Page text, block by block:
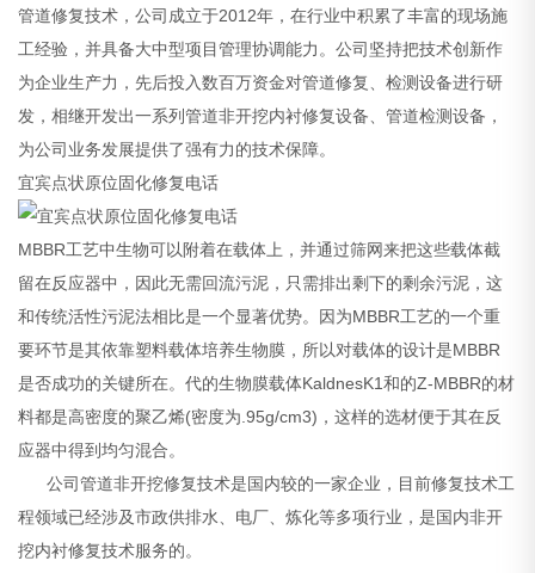
管道修复技术，公司成立于2012年，在行业中积累了丰富的现场施
工经验，并具备大中型项目管理协调能力。公司坚持把技术创新作
为企业生产力，先后投入数百万资金对管道修复、检测设备进行研
发，相继开发出一系列管道非开挖内衬修复设备、管道检测设备，
为公司业务发展提供了强有力的技术保障。
宜宾点状原位固化修复电话
MBBR工艺中生物可以附着在载体上，并通过筛网来把这些载体截
留在反应器中，因此无需回流污泥，只需排出剩下的剩余污泥，这
和传统活性污泥法相比是一个显著优势。因为MBBR工艺的一个重
要环节是其依靠塑料载体培养生物膜，所以对载体的设计是MBBR
是否成功的关键所在。代的生物膜载体KaldnesK1和的Z-MBBR的材
料都是高密度的聚乙烯(密度为.95g/cm3)，这样的选材便于其在反
应器中得到均匀混合。
公司管道非开挖修复技术是国内较的一家企业，目前修复技术工
程领域已经涉及市政供排水、电厂、炼化等多项行业，是国内非开
挖内衬修复技术服务的。